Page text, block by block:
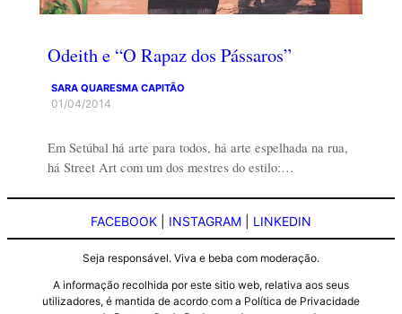
Odeith e “O Rapaz dos Pássaros”
SARA QUARESMA CAPITÃO
01/04/2014
Em Setúbal há arte para todos, há arte espelhada na rua,
há Street Art com um dos mestres do estilo:…
FACEBOOK INSTAGRAM LINKEDIN
Seja responsável. Viva e beba com moderação.
A informação recolhida por este sitio web, relativa aos seus
utilizadores, é mantida de acordo com a Política de Privacidade